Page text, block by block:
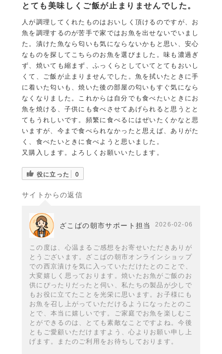
とても美味しくご飯が止まりませんでした。
人が調理してくれたものはおいしく頂けるのですが、お
魚を調理するのが苦手で家ではお魚を出せないでいまし
た。漬けた魚なら匂いも気にならないかもと思い、安心
なものを探してこちらのお魚を選びました。味も濃過ぎ
ず、焼いても縮まず、ふっくらとしていてとてもおいし
くて、ご飯が止まりませんでした。魚を拭いたときに手
に着いた匂いも、焼いた後の部屋の匂いもすぐ気になら
なくなりました。これからは自分でも食べたいときにお
魚を焼ける、子供にも食べさせてあげられると思うとと
てもうれしいです。頻繁に食べるにはぜいたくかなと思
いますが、今まで食べられなかったと思えば、ありがた
く、食べたいときに食べようと思いました。
又購入します。よろしくお願いいたします。
役に立った 0
サイトからの返信
ざこばの朝市サポート担当 2026-02-06
この度は、心温まるご感想をお寄せいただきありが
とうございます。ざこばの朝市オンラインショップ
での西京漬けを気に入っていただけたとのことで、
大変嬉しく思っております。焼いたお魚がご飯のお
供にぴったりだったと伺い、私たちの製品が少しで
もお役に立てたことを光栄に思います。お子様にも
お魚を召し上がっていただけるようになったとのこ
とで、本当に嬉しいです。ご家庭でお魚を楽しむこ
とができるのは、とても素敵なことですよね。今後
ともご愛顧いただけますよう、心よりお願い申し上
げます。またのご利用をお待ちしております。